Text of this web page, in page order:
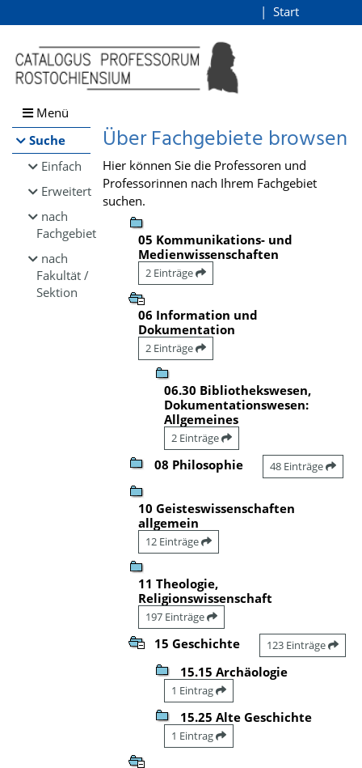
Browsen
direkt zum Inhalt
Start
Menü
Suche
Einfach
Erweitert
nach
Fachgebiet
nach
Fakultät /
Sektion
Über Fachgebiete browsen
Hier können Sie die Professoren und
Professorinnen nach Ihrem Fachgebiet
suchen.
05 Kommunikations- und
Medienwissenschaften
2 Einträge
06 Information und
Dokumentation
2 Einträge
06.30 Bibliothekswesen,
Dokumentationswesen:
Allgemeines
2 Einträge
08 Philosophie 48 Einträge
10 Geisteswissenschaften
allgemein
12 Einträge
11 Theologie,
Religionswissenschaft
197 Einträge
15 Geschichte 123 Einträge
15.15 Archäologie
1 Eintrag
15.25 Alte Geschichte
1 Eintrag